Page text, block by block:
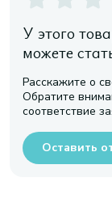
У этого
можете
Расскажите о
Обратите
соответствие
Оставить